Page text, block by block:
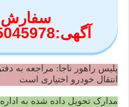
سفارش
آگهی:09125045978
پلیس راهور ناجا: مراجعه به
انتقال خودرو اختیاری است
مدارک تحویل داده شده به